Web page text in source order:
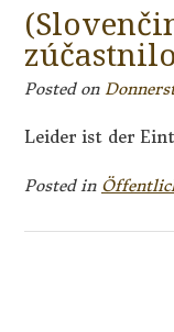
Posted on
Leider ist der
Posted in